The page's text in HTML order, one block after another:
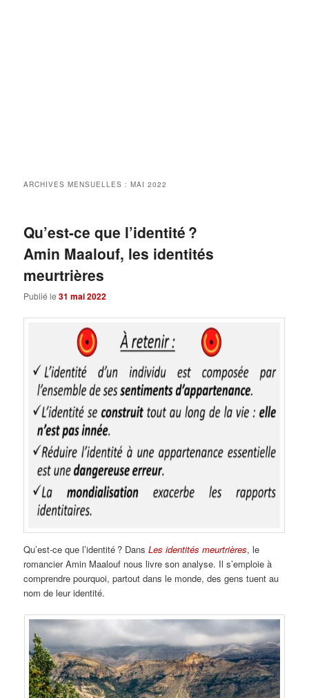
ARCHIVES MENSUELLES :MAI 2022
Qu’est-ce que l’identité ?
Amin Maalouf, les identités
meurtrières
Publié le31 mai 2022
Qu’est-ce que l’identité ? DansLes identités meurtrières, le
romancier Amin Maalouf nous livre son analyse. Il s’emploie à
comprendre pourquoi, partout dans le monde, des gens tuent au
nom de leur identité.